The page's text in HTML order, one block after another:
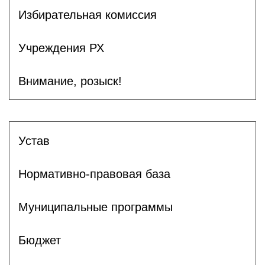
Избирательная комиссия
Учреждения РХ
Внимание, розыск!
Устав
Нормативно-правовая база
Муниципальные программы
Бюджет